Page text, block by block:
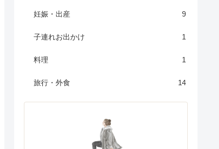
妊娠・出産 9
子連れお出かけ 1
料理 1
旅行・外食 14